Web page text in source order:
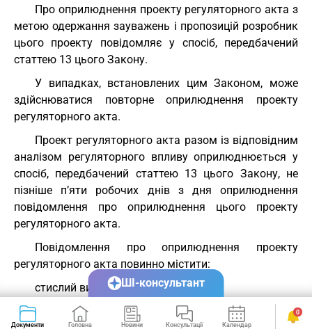
Про оприлюднення проекту регуляторного акта з
метою одержання зауважень і пропозицій розробник
цього проекту повідомляє у спосіб, передбачений
статтею 13 цього Закону.
У випадках, встановлених цим Законом, може
здійснюватися повторне оприлюднення проекту
регуляторного акта.
Проект регуляторного акта разом із відповідним
аналізом регуляторного впливу оприлюднюється у
спосіб, передбачений статтею 13 цього Закону, не
пізніше п’яти робочих днів з дня оприлюднення
повідомлення про оприлюднення цього проекту
регуляторного акта.
Повідомлення про оприлюднення проекту
регуляторного акта повинно містити:
стислий виклад змісту проекту;
поштову та електронну, за її наявності, адресу
розробника проекту та інших органів, до яких
Документи Головна Новини Консультації Календар Сервіси
0
ШІ-консультант